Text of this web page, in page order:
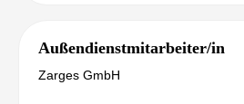
Außendienstmitarbeiter/in
Zarges GmbH